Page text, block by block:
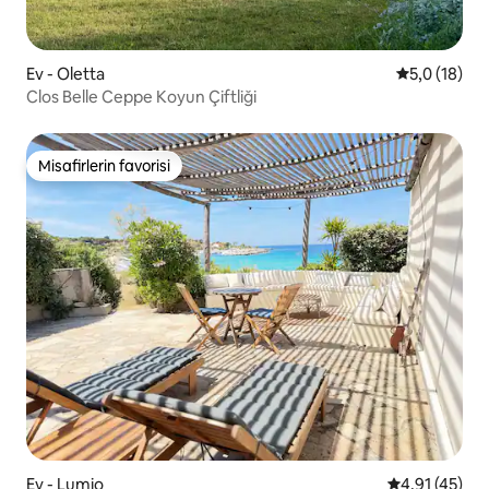
Ev - Oletta 55,0 (18)
Clos Belle Ceppe Koyun Çiftliği
Misafirlerin favorisi
Misafirlerin favorisi
Ev - Lumio 5 üzerinden
4,91 (45)